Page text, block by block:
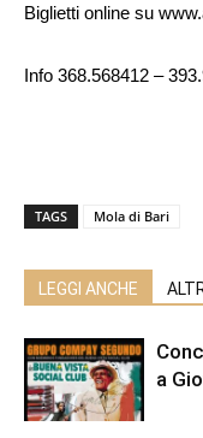
Biglietti online su
Info 368.568412 –
TAGS Mola di Bari
LEGGI ANCHE
a